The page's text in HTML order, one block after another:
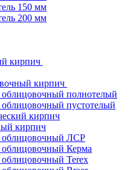
150 мм
200 мм
кирпич
кирпич
полнотелый
пустотелый
кирпич
кирпич
ЛСР
Керма
Terex